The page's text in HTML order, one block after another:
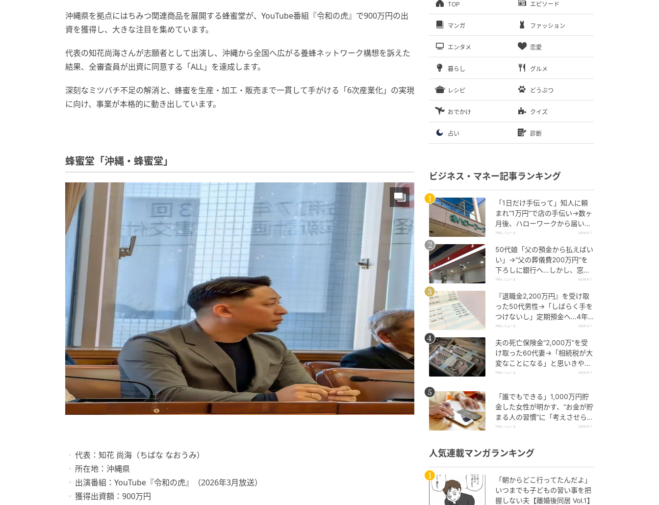
沖縄県を拠点にはちみつ関連商品を展開する蜂蜜堂が、YouTube番組『令和の虎』で900万円の出
資を獲得し、大きな注目を集めています。
代表の知花尚海さんが志願者として出演し、沖縄から全国へ広がる養蜂ネットワーク構想を訴えた
結果、全審査員が出資に同意する「ALL」を達成します。
深刻なミツバチ不足の解消と、蜂蜜を生産・加工・販売まで一貫して手がける「6次産業化」の実現
に向け、事業が本格的に動き出しています。
蜂蜜堂「沖縄・蜂蜜堂」
代表：知花 尚海（ちばな なおうみ）
所在地：沖縄県
出演番組：YouTube『令和の虎』（2026年3月放送）
獲得出資額：900万円
TOP エピソード
マンガ ファッション
エンタメ 恋愛
暮らし グルメ
レシピ どうぶつ
おでかけ クイズ
占い 診断
ビジネス・マネー記事ランキング
「1日だけ手伝って」知人に頼
まれ“1万円”で店の手伝い→数ヶ
月後、ハローワークから届いた
電話に50代女性が“青ざめたワ
TRILL ニュース 2026.8.7
50代娘「父の預金から払えばい
い」→“父の葬儀費200万円”を
下ろしに銀行へ…しかし、窓口
で告げられた“恐ろしい事実”に
TRILL ニュース 2026.8.7
『退職金2,200万円』を受け取
った50代男性→「しばらく手を
つけないし」定期預金へ…4年
後、通帳を見て“青ざめたワケ”
TRILL ニュース 2026.8.7
夫の死亡保険金“2,000万”を受
け取った60代妻→「相続税が大
変なことになる」と思いきや…
税理士から受けた“予想外の回
TRILL ニュース 2026.8.7
「誰でもできる」1,000万円貯
金した女性が明かす、“お金が貯
まる人の習慣”に「考えさせられ
ました」「どんどん貯められそ
TRILL ニュース 2026.8.7
人気連載マンガランキング
「朝からどこ行ってたんだよ」
いつまでも子どもの習い事を把
握しない夫【離婚後同居 Vol.1】